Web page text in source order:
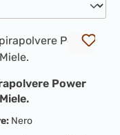
Power
Nero